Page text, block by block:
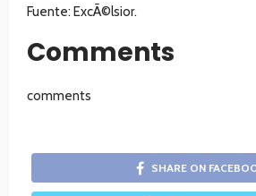
Fuente: ExcÃ©lsior.
Comments
comments
SHARE ON